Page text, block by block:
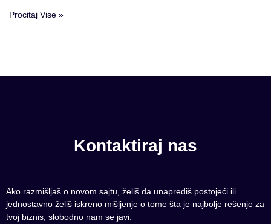
Procitaj Vise »
Kontaktiraj nas
Ako razmišljaš o novom sajtu, želiš da unaprediš postojeći ili
jednostavno želiš iskreno mišljenje o tome šta je najbolje rešenje za
tvoj biznis, slobodno nam se javi.